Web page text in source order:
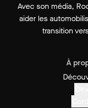
Avec son média,
aider les
transition
À